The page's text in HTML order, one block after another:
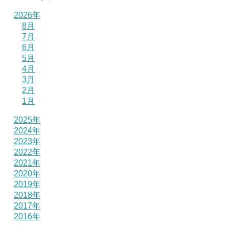
2026年
8月
7月
6月
5月
4月
3月
2月
1月
2025年
2024年
2023年
2022年
2021年
2020年
2019年
2018年
2017年
2016年